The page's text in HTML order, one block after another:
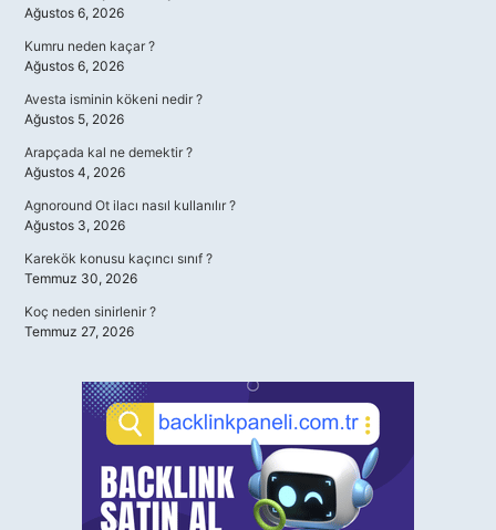
Ağustos 6, 2026
Kumru neden kaçar ?
Ağustos 6, 2026
Avesta isminin kökeni nedir ?
Ağustos 5, 2026
Arapçada kal ne demektir ?
Ağustos 4, 2026
Agnoround Ot ilacı nasıl kullanılır ?
Ağustos 3, 2026
Karekök konusu kaçıncı sınıf ?
Temmuz 30, 2026
Koç neden sinirlenir ?
Temmuz 27, 2026